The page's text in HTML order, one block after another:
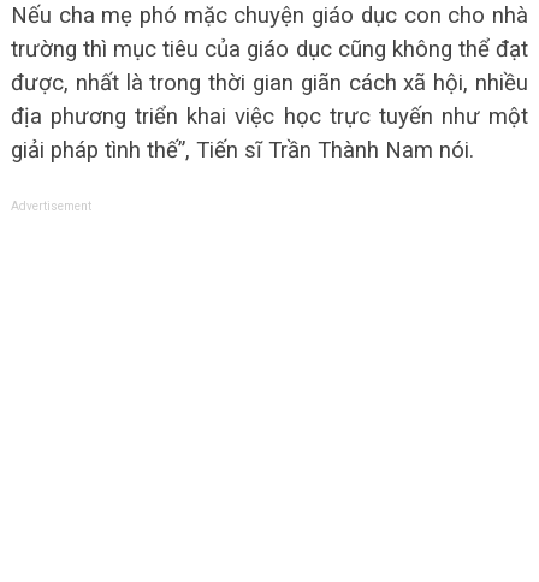
Nếu cha mẹ phó mặc chuyện giáo dục con cho nhà
trường thì mục tiêu của giáo dục cũng không thể đạt
được, nhất là trong thời gian giãn cách xã hội, nhiều
địa phương triển khai việc học trực tuyến như một
giải pháp tình thế”, Tiến sĩ Trần Thành Nam nói.
Advertisement